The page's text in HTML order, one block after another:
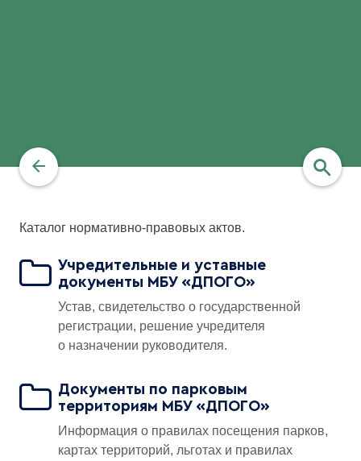
Каталог нормативно-правовых актов.
Учредительные и уставные
документы МБУ «ДПОГО»
Устав, свидетельство о государственной
регистрации, решение учредителя
о назначении руководителя.
Документы по парковым
территориям МБУ «ДПОГО»
Информация о правилах посещения парков,
картах территорий, льготах и правилах